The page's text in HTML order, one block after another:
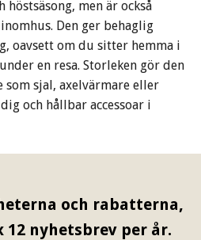
men är också
Den ger behaglig
oavsett om du sitter hemma i
en resa. Storleken gör den
sjal, axelvärmare eller
och hållbar accessoar i
och rabatterna,
12 nyhetsbrev per år.